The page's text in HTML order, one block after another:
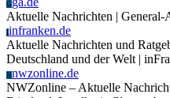
G
Aktuelle Nachrichten | General-
Iinfranken.de
Aktuelle Nachrichten und
Deutschland und der Welt |
Nnwzonline.de
NWZonline – Aktuelle